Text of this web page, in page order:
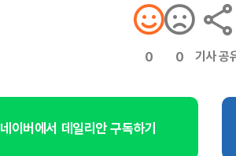
0 0 기사 공
네이버에서 데일리안 구독하기